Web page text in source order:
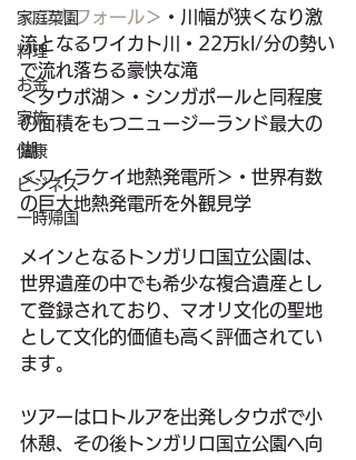
家庭菜園
料理
お金
家族
健康
ビジネス
一時帰国
＜フカフォール＞ ・川幅が狭くなり激
流となるワイカト川・22万kl/分の勢い
で流れ落ちる豪快な滝
＜タウポ湖＞・シンガポールと同程度
の面積をもつニュージーランド最大の
湖
＜ワイラケイ地熱発電所＞・世界有数
の巨大地熱発電所を外観見学
メインとなるトンガリロ国立公園は、
世界遺産の中でも希少な複合遺産とし
て登録されており、マオリ文化の聖地
として文化的価値も高く評価されてい
ます。
ツアーはロトルアを出発しタウポで小
休憩、その後トンガリロ国立公園へ向